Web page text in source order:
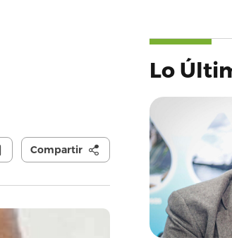
Compartir
Lo